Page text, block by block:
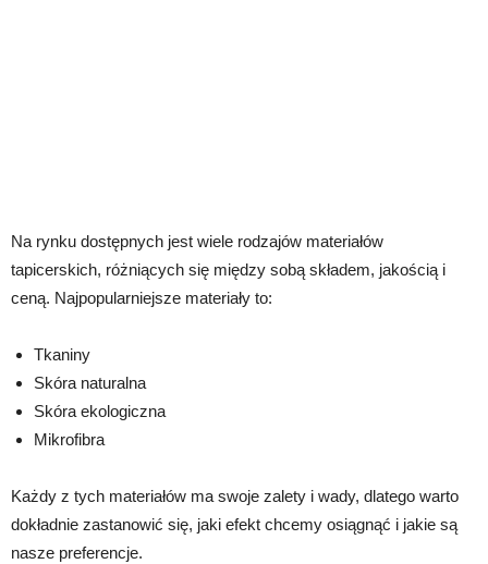
Na rynku dostępnych jest wiele rodzajów materiałów
tapicerskich, różniących się między sobą składem, jakością i
ceną. Najpopularniejsze materiały to:
Tkaniny
Skóra naturalna
Skóra ekologiczna
Mikrofibra
Każdy z tych materiałów ma swoje zalety i wady, dlatego warto
dokładnie zastanowić się, jaki efekt chcemy osiągnąć i jakie są
nasze preferencje.